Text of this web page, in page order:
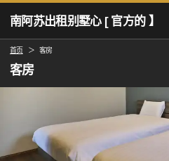
南阿苏出租别墅心 [ 官方的 】
首页 客房
客房